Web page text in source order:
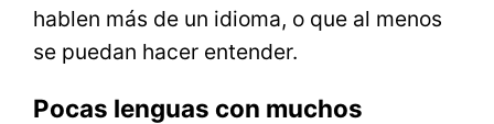
hablen más de un idioma, o que al menos
se puedan hacer entender.
Pocas lenguas con muchos